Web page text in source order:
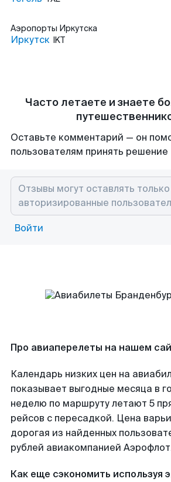
Аэропорты Иркутска
Иркутск IKT
Часто летаете и знаете
Оставьте комментарий — он
пользователям принять решение
Войти
Про авиаперелеты на нашем
Календарь низких цен на
показывает выгодные месяца в
неделю по маршруту летают 5
рейсов с пересадкой. Цена
дорогая из найденных
рублей авиакомпанией
Как еще сэкономить используя